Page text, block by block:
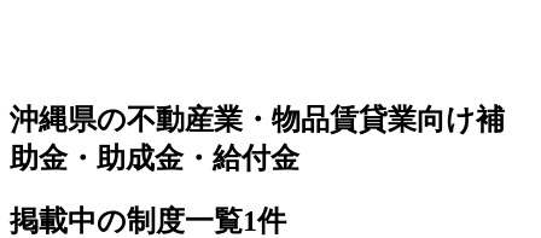
沖縄県の不動産業・物品賃貸業向け補
助金・助成金・給付金
掲載中の制度一覧1件